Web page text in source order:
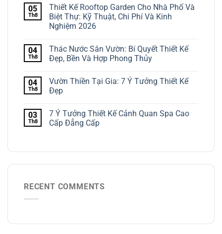
05
Th8
Thiết Kế Rooftop Garden Cho Nhà Phố Và
Biệt Thự: Kỹ Thuật, Chi Phí Và Kinh
Nghiệm 2026
04
Th8
Thác Nước Sân Vườn: Bí Quyết Thiết Kế
Đẹp, Bền Và Hợp Phong Thủy
04
Th8
Vườn Thiền Tại Gia: 7 Ý Tưởng Thiết Kế
Đẹp
03
Th8
7 Ý Tưởng Thiết Kế Cảnh Quan Spa Cao
Cấp Đẳng Cấp
RECENT COMMENTS